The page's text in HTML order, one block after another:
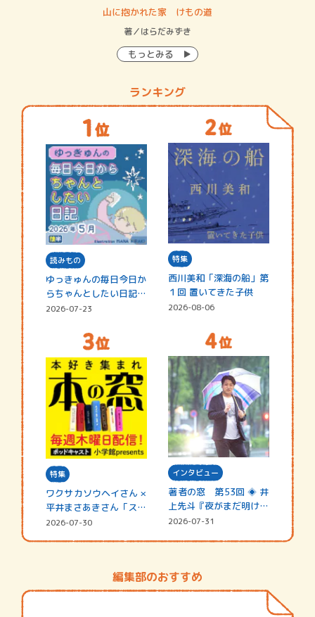
山に抱かれた家 けもの道
著／はらだみずき
もっとみる
ランキング
読みもの
ゆっきゅんの毎日今日か
らちゃんとしたい日記
☆202…
2026-07-23
特集
西川美和「深海の船」第
１回 置いてきた子供
2026-08-06
特集
ワクサカソウヘイさん ×
平井まさあきさん「スペ
シャ…
2026-07-30
インタビュー
著者の窓 第53回 ◈ 井
上先斗『夜がまだ明けな
い』
2026-07-31
編集部のおすすめ